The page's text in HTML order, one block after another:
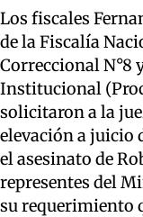
Los fiscales
de la Fiscalía
Correccional N°8
Institucional
solicitaron a la
elevación a juicio
el asesinato de
representes del
su requerimiento